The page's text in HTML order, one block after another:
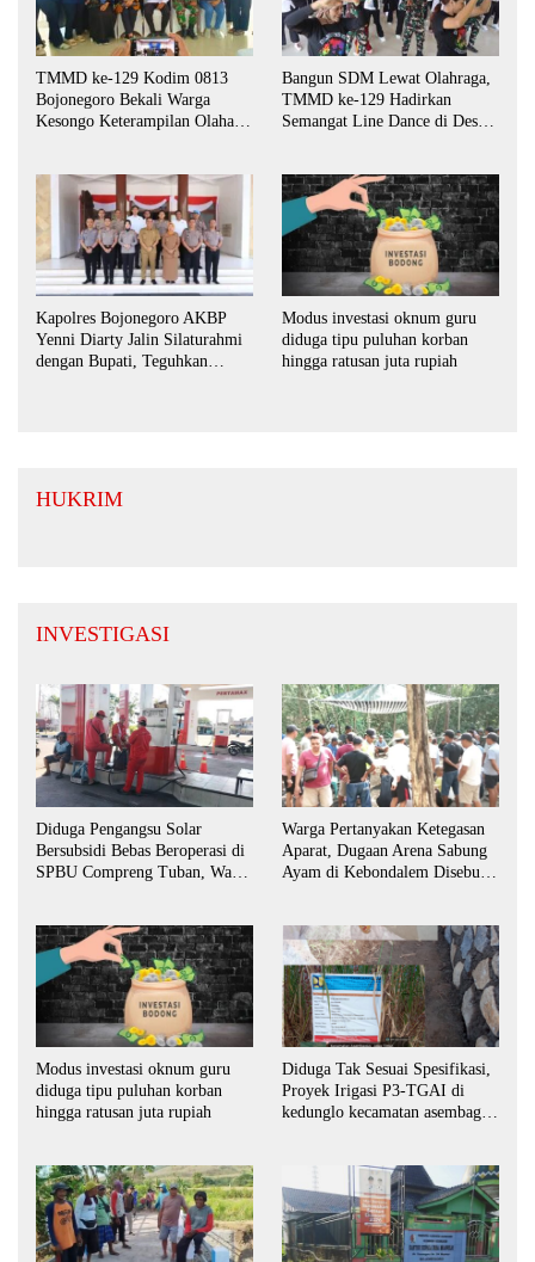
TMMD ke-129 Kodim 0813
Bojonegoro Bekali Warga
Kesongo Keterampilan Olahan
Bangun SDM Lewat Olahraga,
TMMD ke-129 Hadirkan
Semangat Line Dance di Desa
Kapolres Bojonegoro AKBP
Yenni Diarty Jalin Silaturahmi
dengan Bupati, Teguhkan
Modus investasi oknum guru
diduga tipu puluhan korban
hingga ratusan juta rupiah
HUKRIM
INVESTIGASI
Diduga Pengangsu Solar
Bersubsidi Bebas Beroperasi di
SPBU Compreng Tuban, Warga
Warga Pertanyakan Ketegasan
Aparat, Dugaan Arena Sabung
Ayam di Kebondalem Disebut
Modus investasi oknum guru
diduga tipu puluhan korban
hingga ratusan juta rupiah
Diduga Tak Sesuai Spesifikasi,
Proyek Irigasi P3-TGAI di
kedunglo kecamatan asembagus